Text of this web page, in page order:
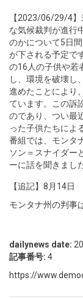
【2023/06/29/4
な気候裁判が進行
のかについて5日
が下される予定で
の16人の子供や若
し、環境を破壊し
進めたことにより
ています。この訴
のであり、つい最
った子供たちによ
番組では、モンタ
ソン＝スナイダー
ーに話を聞きまし
【追記】8月14日
モンタナ州の判事
dailynews date:
記事番号: 4
https://